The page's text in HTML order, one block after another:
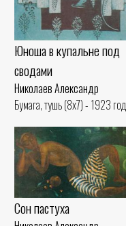
Юноша в купальне под
сводами
Николаев Александр
Бумага, тушь (8x7) - 1923 год
Сон пастуха